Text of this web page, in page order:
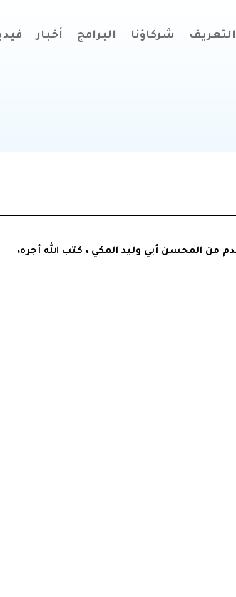
شركاؤنا البرامج أخبار
الخير المقدم من المحسن أبي وليد المكي ، كتب الله أجره،